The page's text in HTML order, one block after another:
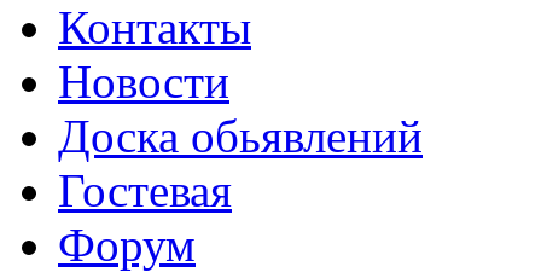
Контакты
Новости
Доска обьявлений
Гостевая
Форум